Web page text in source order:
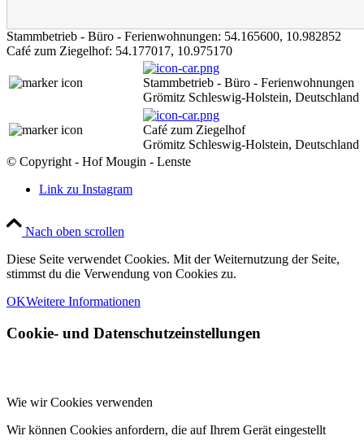
Stammbetrieb - Büro - Ferienwohnungen: 54.165600, 10.982852
Café zum Ziegelhof: 54.177017, 10.975170
Stammbetrieb - Büro - Ferienwohnungen
Grömitz Schleswig-Holstein, Deutschland
Café zum Ziegelhof
Grömitz Schleswig-Holstein, Deutschland
© Copyright - Hof Mougin - Lenste
Link zu Instagram
Nach oben scrollen
Diese Seite verwendet Cookies. Mit der Weiternutzung der Seite,
stimmst du die Verwendung von Cookies zu.
OKWeitere Informationen
Cookie- und Datenschutzeinstellungen
Wie wir Cookies verwenden
Wir können Cookies anfordern, die auf Ihrem Gerät eingestellt